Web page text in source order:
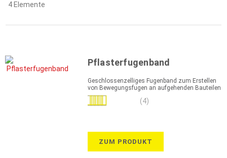
4 Elemente
Pflasterfugenband
Geschlossenzelliges Fugenband zum Erstellen
von Bewegungsfugen an aufgehenden Bauteilen
Bewertung:
(4)
ZUM PRODUKT